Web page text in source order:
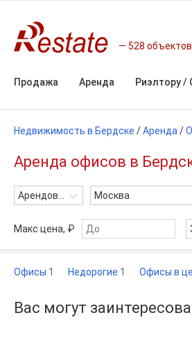
528
Продажа Аренда Риэлтору /
Недвижимость в Бердске /Аренда /
Аренда офисов в
Арендовать Москва
Макс цена, ₽
Офисы 1 Недорогие 1 Офисы в
Вас могут